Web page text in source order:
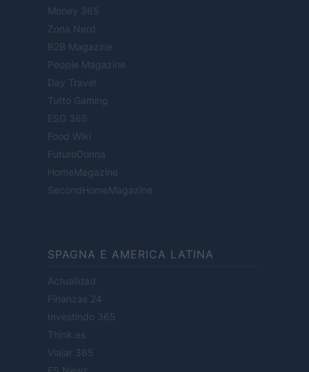
Money 365
Zona Nerd
B2B Magazine
People Magazine
Day Travel
Tutto Gaming
ESG 365
Food Wiki
FuturoDonna
HomeMagazine
SecondHomeMagazine
SPAGNA E AMERICA LATINA
Actualidad
Finanzas 24
Investindo 365
Think.es
Viajar 365